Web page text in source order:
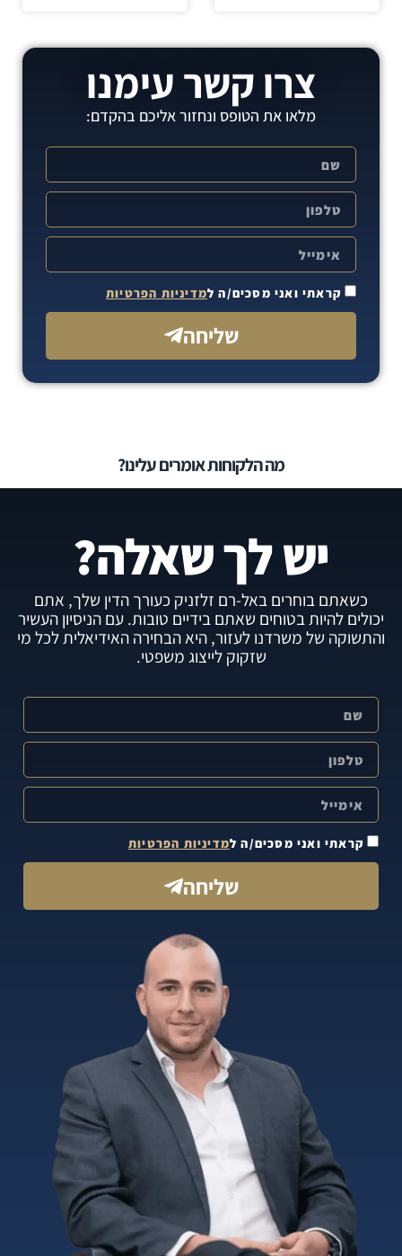
צרו קשר עימנו
מלאו את הטופס ונחזור אליכם בהקדם:
קראתי ואני מסכים/ה למדיניות הפרטיות
שליחה
מה הלקוחות אומרים עלינו?
יש לך שאלה?
כשאתם בוחרים באל-רם זלזניק כעורך הדין שלך, אתם
יכולים להיות בטוחים שאתם בידיים טובות. עם הניסיון העשיר
והתשוקה של משרדנו לעזור, היא הבחירה האידיאלית לכל מי
שזקוק לייצוג משפטי.
קראתי ואני מסכים/ה למדיניות הפרטיות
שליחה